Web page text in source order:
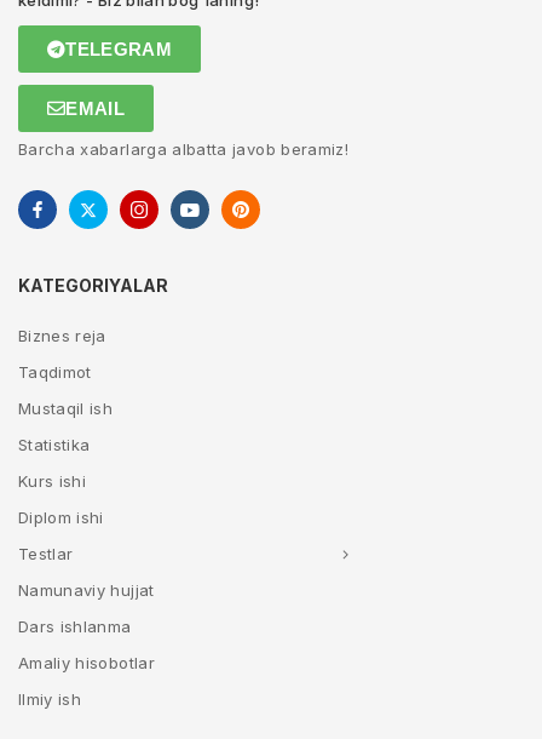
TELEGRAM
EMAIL
Barcha xabarlarga albatta javob beramiz!
KATEGORIYALAR
Biznes reja
Taqdimot
Mustaqil ish
Statistika
Kurs ishi
Diplom ishi
Testlar
Namunaviy hujjat
Dars ishlanma
Amaliy hisobotlar
Ilmiy ish